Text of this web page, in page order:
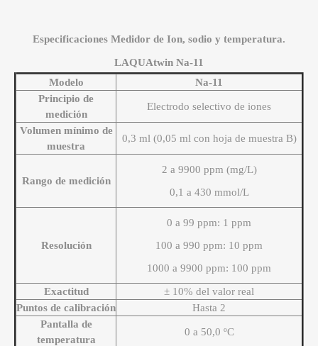
Especificaciones Medidor de Ion, sodio y temperatura.
LAQUAtwin Na-11
Modelo
Na-11
Principio de
medición
Electrodo selectivo de iones
Volumen mínimo de
muestra
0,3 ml (0,05 ml con hoja de muestra B)
Rango de medición
2 a 9900 ppm (mg/L)
0,1 a 430 mmol/L
Resolución
0 a 99 ppm: 1 ppm
100 a 990 ppm: 10 ppm
1000 a 9900 ppm: 100 ppm
Exactitud
± 10% del valor real
Puntos de calibración
Hasta 2
Pantalla de
temperatura
0 a 50,0 ºC